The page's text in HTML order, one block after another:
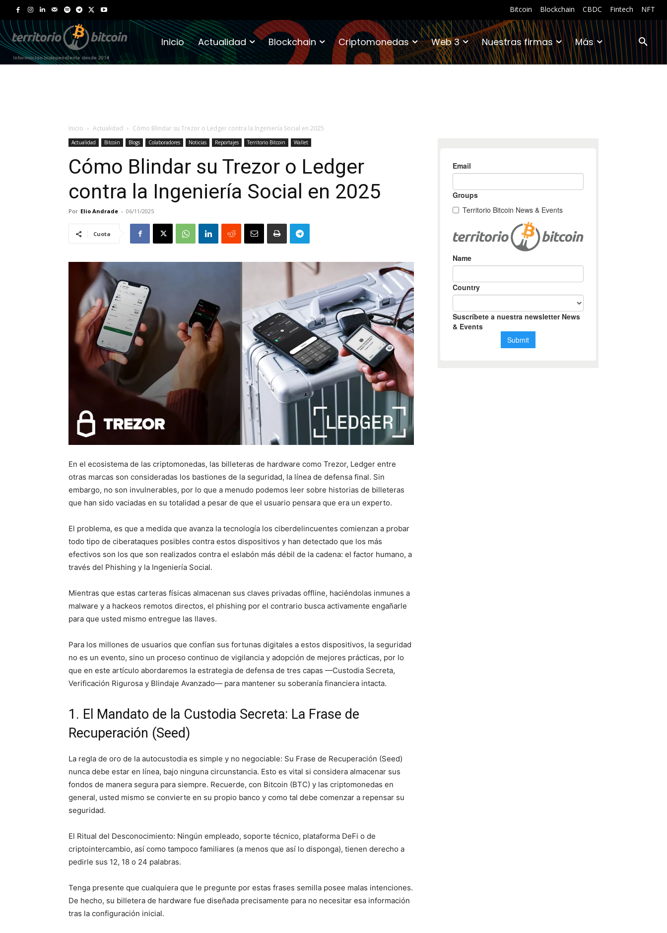
Bitcoin Blockchain CBDC Fintech NFT
Inicio Actualidad Blockchain Criptomonedas Web 3 Nuestras firmas Más
Inicio Actualidad Cómo Blindar su Trezor o Ledger contra la Ingeniería Social en 2025
Actualidad Bitcoin Blogs Colaboradores Noticias Reportajes Territorio Bitcoin Wallet
Cómo Blindar su Trezor o Ledger
contra la Ingeniería Social en 2025
Por Elio Andrade - 06/11/2025
Cuota
En el ecosistema de las criptomonedas, las billeteras de hardware como Trezor, Ledger entre
otras marcas son consideradas los bastiones de la seguridad, la línea de defensa final. Sin
embargo, no son invulnerables, por lo que a menudo podemos leer sobre historias de billeteras
que han sido vaciadas en su totalidad a pesar de que el usuario pensara que era un experto.
El problema, es que a medida que avanza la tecnología los ciberdelincuentes comienzan a probar
todo tipo de ciberataques posibles contra estos dispositivos y han detectado que los más
efectivos son los que son realizados contra el eslabón más débil de la cadena: el factor humano, a
través del Phishing y la Ingeniería Social.
Mientras que estas carteras físicas almacenan sus claves privadas offline, haciéndolas inmunes a
malware y a hackeos remotos directos, el phishing por el contrario busca activamente engañarle
para que usted mismo entregue las llaves.
Para los millones de usuarios que confían sus fortunas digitales a estos dispositivos, la seguridad
no es un evento, sino un proceso continuo de vigilancia y adopción de mejores prácticas, por lo
que en este artículo abordaremos la estrategia de defensa de tres capas —Custodia Secreta,
Verificación Rigurosa y Blindaje Avanzado— para mantener su soberanía financiera intacta.
1. El Mandato de la Custodia Secreta: La Frase de
Recuperación (Seed)
La regla de oro de la autocustodia es simple y no negociable: Su Frase de Recuperación (Seed)
nunca debe estar en línea, bajo ninguna circunstancia. Esto es vital si considera almacenar sus
fondos de manera segura para siempre. Recuerde, con Bitcoin (BTC) y las criptomonedas en
general, usted mismo se convierte en su propio banco y como tal debe comenzar a repensar su
seguridad.
El Ritual del Desconocimiento: Ningún empleado, soporte técnico, plataforma DeFi o de
criptointercambio, así como tampoco familiares (a menos que así lo disponga), tienen derecho a
pedirle sus 12, 18 o 24 palabras.
Tenga presente que cualquiera que le pregunte por estas frases semilla posee malas intenciones.
De hecho, su billetera de hardware fue diseñada precisamente para no necesitar esa información
tras la configuración inicial.